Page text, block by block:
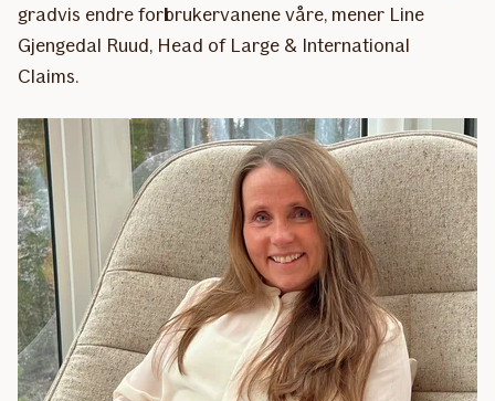
gradvis endre forbrukervanene våre, mener Line
Gjengedal Ruud, Head of Large & International
Claims.